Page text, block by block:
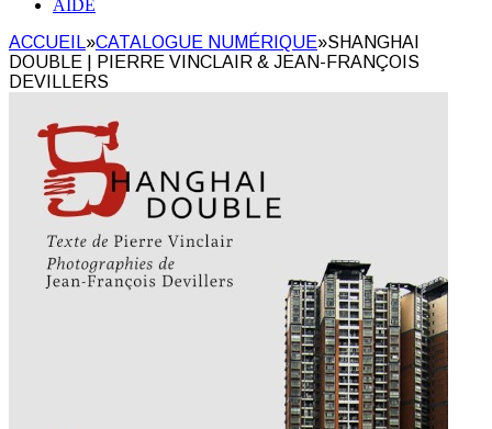
AIDE
ACCUEIL»CATALOGUE NUMÉRIQUE»SHANGHAI
DOUBLE | PIERRE VINCLAIR & JEAN-FRANÇOIS
DEVILLERS